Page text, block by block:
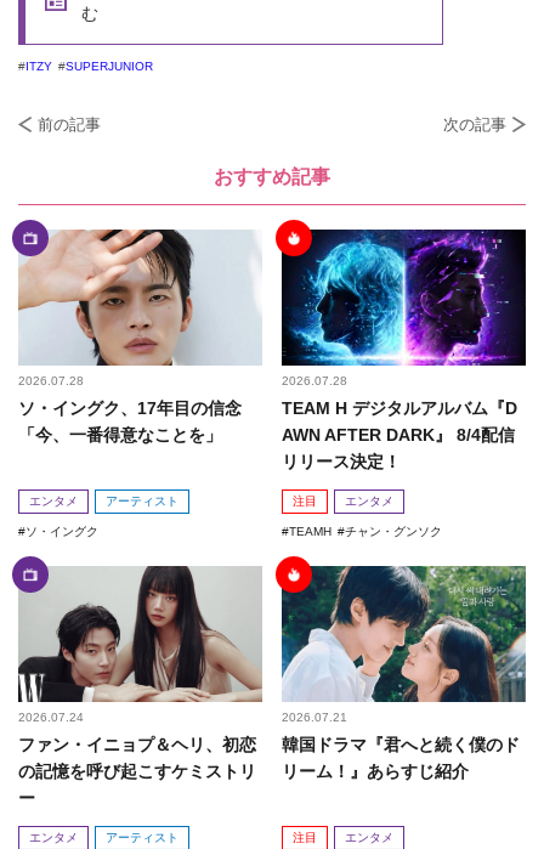
む
ITZY SUPERJUNIOR
前の記事 次の記事
おすすめ記事
2026.07.28
ソ・イングク、17年目の信念
「今、一番得意なことを」
エンタメ アーティスト
ソ・イングク
2026.07.28
TEAM H デジタルアルバム『D
AWN AFTER DARK』 8/4配信
リリース決定！
注目 エンタメ
TEAMH チャン・グンソク
2026.07.24
ファン・イニョプ＆ヘリ、初恋
の記憶を呼び起こすケミストリ
ー
エンタメ アーティスト
2026.07.21
韓国ドラマ『君へと続く僕のド
リーム！』あらすじ紹介
注目 エンタメ